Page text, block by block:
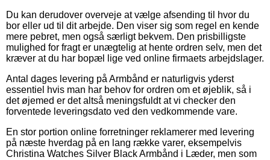
Du kan derudover overveje at vælge afsending til hvor du
bor eller ud til dit arbejde. Den viser sig som regel en kende
mere pebret, men også særligt bekvem. Den prisbilligste
mulighed for fragt er unægtelig at hente ordren selv, men det
kræver at du har bopæl lige ved online firmaets arbejdslager.
Antal dages levering på Armbånd er naturligvis yderst
essentiel hvis man har behov for ordren om et øjeblik, så i
det øjemed er det altså meningsfuldt at vi checker den
forventede leveringsdato ved den vedkommende vare.
En stor portion online forretninger reklamerer med levering
på næste hverdag på en lang række varer, eksempelvis
Christina Watches Silver Black Armbånd i Læder, men som